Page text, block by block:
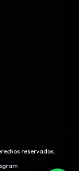
reservados.